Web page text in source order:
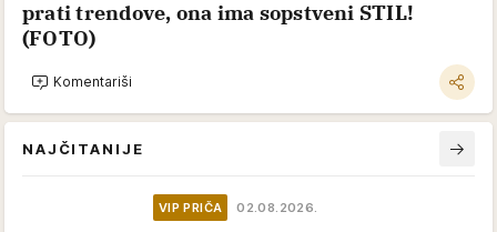
prati trendove, ona ima sopstveni STIL!
(FOTO)
Komentariši
NAJČITANIJE
VIP PRIČA 02.08.2026.